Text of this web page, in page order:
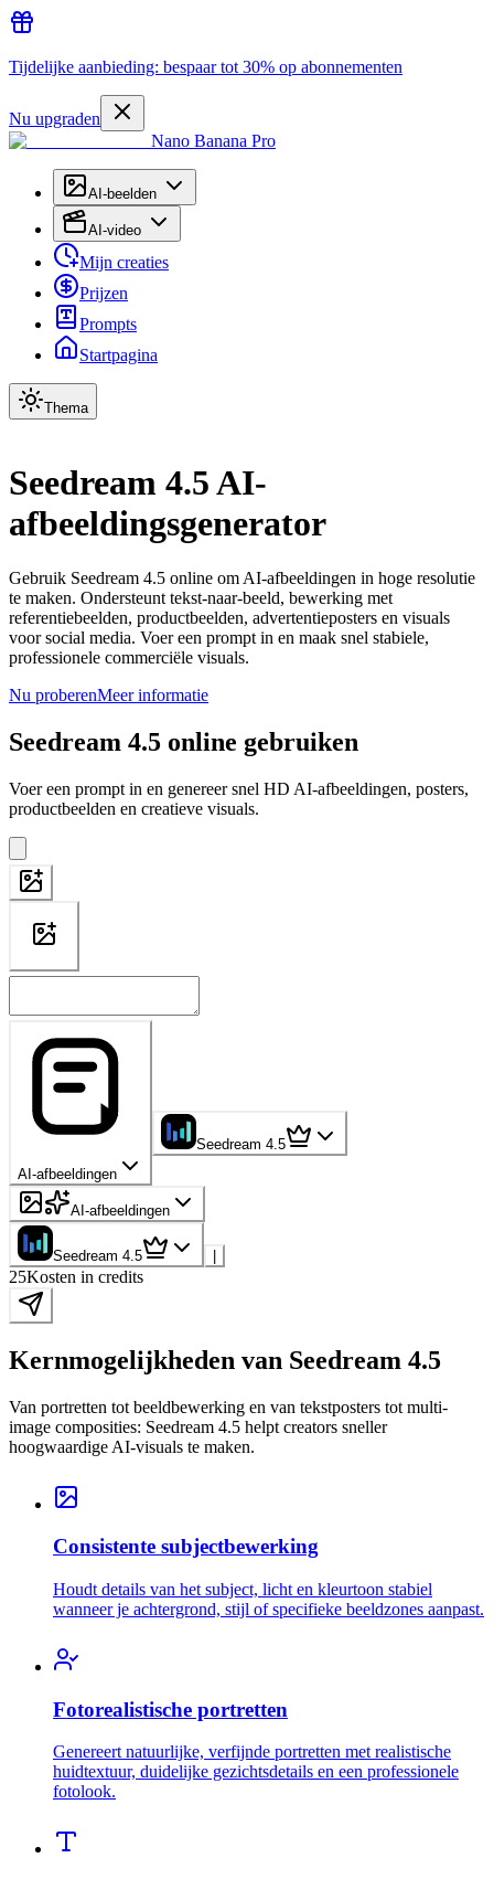
Tijdelijke aanbieding: bespaar tot 30% op abonnementen
Nu upgraden
Nano Banana Pro
AI-beelden
AI-video
Mijn creaties
Prijzen
Prompts
Startpagina
Thema
Seedream 4.5 AI-
afbeeldingsgenerator
Gebruik Seedream 4.5 online om AI-afbeeldingen in hoge resolutie
te maken. Ondersteunt tekst-naar-beeld, bewerking met
referentiebeelden, productbeelden, advertentieposters en visuals
voor social media. Voer een prompt in en maak snel stabiele,
professionele commerciële visuals.
Nu proberenMeer informatie
Seedream 4.5 online gebruiken
Voer een prompt in en genereer snel HD AI-afbeeldingen, posters,
productbeelden en creatieve visuals.
AI-afbeeldingen
Seedream 4.5
AI-afbeeldingen
Seedream 4.5 |
25Kosten in credits
Kernmogelijkheden van Seedream 4.5
Van portretten tot beeldbewerking en van tekstposters tot multi-
image composities: Seedream 4.5 helpt creators sneller
hoogwaardige AI-visuals te maken.
Consistente subjectbewerking
Houdt details van het subject, licht en kleurtoon stabiel
wanneer je achtergrond, stijl of specifieke beeldzones aanpast.
Fotorealistische portretten
Genereert natuurlijke, verfijnde portretten met realistische
huidtextuur, duidelijke gezichtsdetails en een professionele
fotolook.